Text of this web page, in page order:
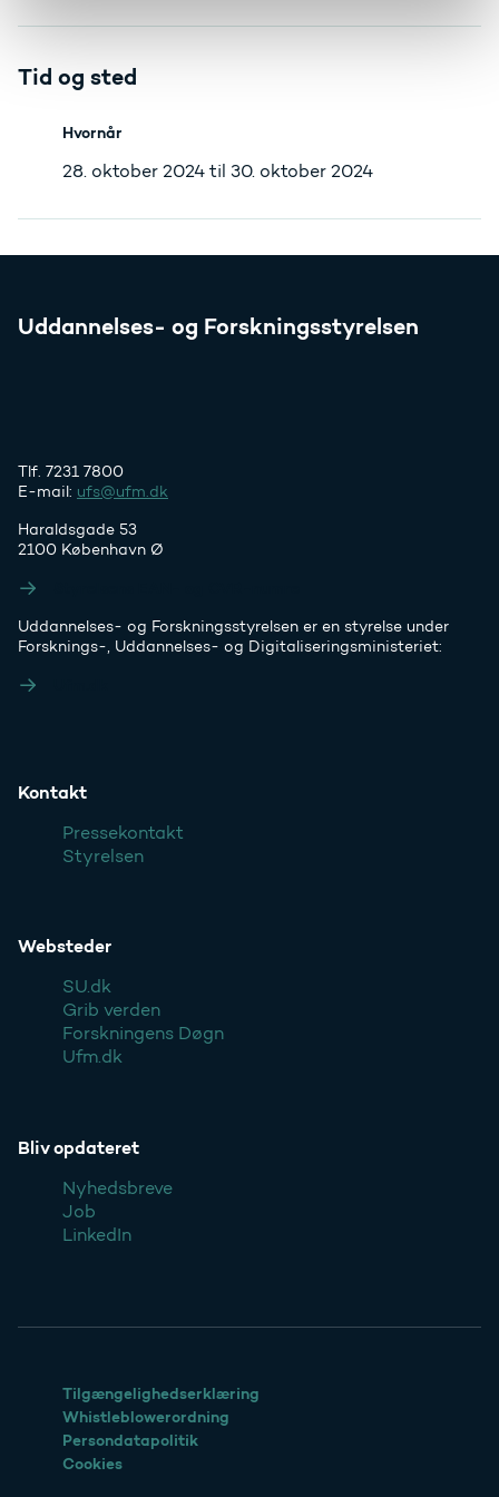
Tid og sted
Hvornår
28. oktober 2024 til 30. oktober 2024
Uddannelses- og Forskningsstyrelsen
Tlf. 7231 7800
E-mail: ufs@ufm.dk
Haraldsgade 53
2100 København Ø
Uddannelses- og Forskningsstyrelsen er en styrelse under
Forsknings-, Uddannelses- og Digitaliseringsministeriet:
Kontakt
Pressekontakt
Styrelsen
Websteder
SU.dk
Grib verden
Forskningens Døgn
Ufm.dk
Bliv opdateret
Nyhedsbreve
Job
LinkedIn
Tilgængelighedserklæring
Whistleblowerordning
Persondatapolitik
Cookies